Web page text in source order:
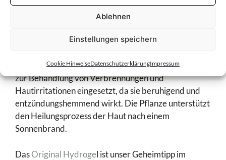
Ablehnen
Einstellungen speichern
Cookie HinweiseDatenschutzerklärungImpressum
Hamamelis
Wenn gerötete Stellen schmerzen, kann die
ihrer wohltuenden Eigenschaften helfen. Sie wird oft
zur Behandlung von Verbrennungen und
Hautirritationen eingesetzt, da sie beruhigend und
entzündungshemmend wirkt. Die Pflanze unterstützt
den Heilungsprozess der Haut nach einem
Sonnenbrand.
DasOriginal Hydrogel ist unser Geheimtipp im